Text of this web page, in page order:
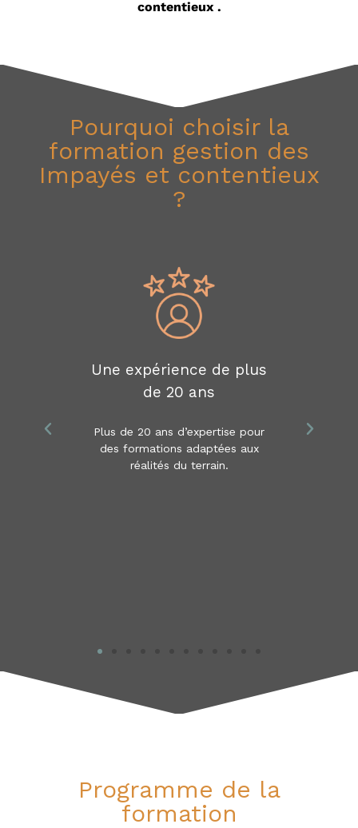
contentieux .
Pourquoi choisir la
formation gestion des
Impayés et contentieux
?
Une expérience de plus
de 20 ans
Plus de 20 ans d’expertise pour
des formations adaptées aux
réalités du terrain.
Programme de la
formation